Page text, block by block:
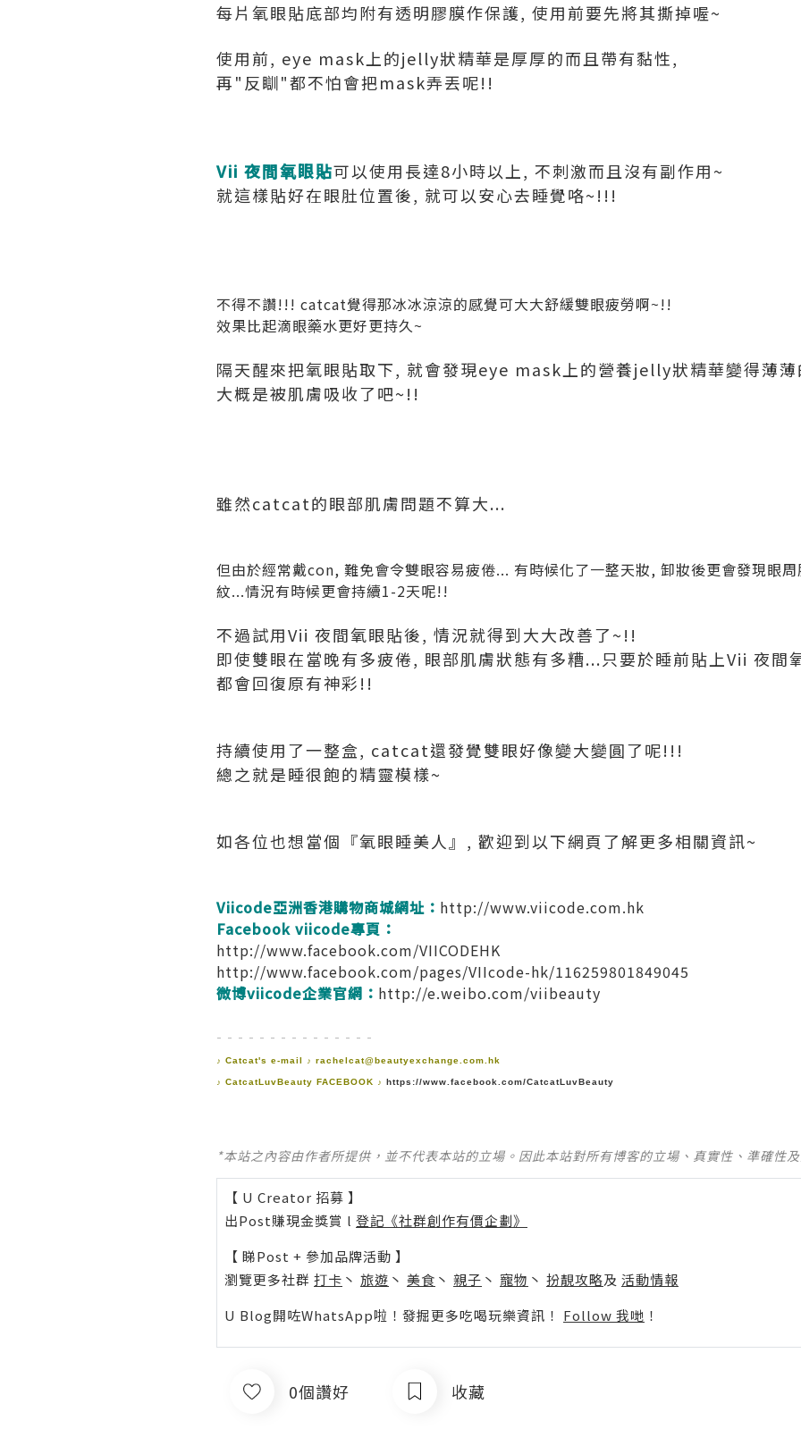
每片氧眼貼底部均附有透明膠膜作保護, 使用前要先將其撕掉喔~
使用前, eye mask上的jelly狀精華是厚厚的而且帶有黏性,
再"反瞓"都不怕會把mask弄丟呢!!
Vii 夜間氧眼貼可以使用長達8小時以上, 不刺激而且沒有副作用~
就這樣貼好在眼肚位置後, 就可以安心去睡覺咯~!!!
不得不讚!!! catcat覺得那冰冰涼涼的感覺可大大舒緩雙眼疲勞啊~!!
效果比起滴眼藥水更好更持久~
隔天醒來把氧眼貼取下, 就會發現eye mask上的營養jelly狀精華變得薄
大概是被肌膚吸收了吧~!!
雖然catcat的眼部肌膚問題不算大...
但由於經常戴con, 難免會令雙眼容易疲倦... 有時候化了一整天妝, 卸妝後更會發現眼
紋...情況有時候更會持續1-2天呢!!
不過試用Vii 夜間氧眼貼後, 情況就得到大大改善了~!!
即使雙眼在當晚有多疲倦, 眼部肌膚狀態有多糟...只要於睡前貼上Vii 夜間
都會回復原有神彩!!
持續使用了一整盒, catcat還發覺雙眼好像變大變圓了呢!!!
總之就是睡很飽的精靈模樣~
如各位也想當個『氧眼睡美人』, 歡迎到以下網頁了解更多相關資訊~
Viicode亞洲香港購物商城網址： http://www.viicode.com.hk
Facebook viicode專頁：
http://www.facebook.com/VIICODEHK
http://www.facebook.com/pages/VIIcode-hk/116259801849045
微博viicode企業官網： http://e.weibo.com/viibeauty
- - - - - - - - - - - - - - -
♪ Catcat's e-mail ♪ rachelcat@beautyexchange.com.hk
♪ CatcatLuvBeauty FACEBOOK ♪ https://www.facebook.com/CatcatLuvBeauty
*本站之內容由作者所提供，並不代表本站的立場。因此本站對所有博客的立場、真實性、準確性
【 U Creator 招募 】
出Post賺現金獎賞 l 登記《社群創作有價企劃》
【 睇Post + 參加品牌活動 】
瀏覽更多社群 打卡 丶 旅遊 丶 美食 丶 親子 丶 寵物 丶 扮靚攻略及 活動情報
U Blog開咗WhatsApp啦！發掘更多吃喝玩樂資訊！ Follow 我哋 ！
0個讚好 收藏